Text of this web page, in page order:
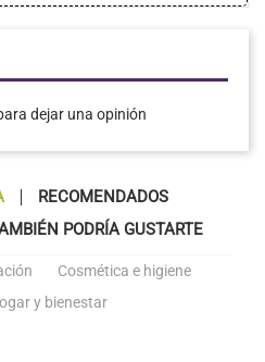
dejar una opinión
RECOMENDADOS
PODRÍA GUSTARTE
Cosmética e higiene
y bienestar